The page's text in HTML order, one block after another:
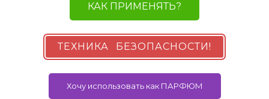
КАК ПРИМЕНЯТЬ?
ТЕХНИКА БЕЗОПАСНОСТИ!
Хочу использовать как ПАРФЮМ